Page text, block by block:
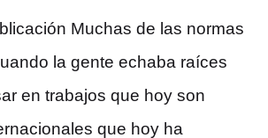
Muchas de las normas
la gente echaba raíces
en trabajos que hoy son
que hoy ha